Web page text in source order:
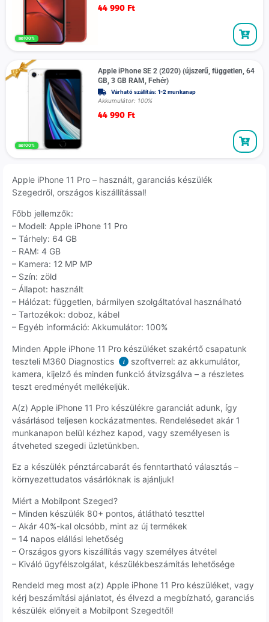
100%
44 990 Ft
100%
Apple iPhone SE 2 (2020) (újszerű, független, 64
GB, 3 GB RAM, Fehér)
Várható szállítás: 1-2 munkanap
Akkumulátor: 100%
44 990 Ft
Apple iPhone 11 Pro – használt, garanciás készülék
Szegedről, országos kiszállítással!
Főbb jellemzők:
– Modell: Apple iPhone 11 Pro
– Tárhely: 64 GB
– RAM: 4 GB
– Kamera: 12 MP MP
– Szín: zöld
– Állapot: használt
– Hálózat: független, bármilyen szolgáltatóval használható
– Tartozékok: doboz, kábel
– Egyéb információ: Akkumulátor: 100%
Minden Apple iPhone 11 Pro készüléket szakértő csapatunk
teszteli M360 Diagnostics
i
szoftverrel: az akkumulátor,
kamera, kijelző és minden funkció átvizsgálva – a részletes
teszt eredményét mellékeljük.
A(z) Apple iPhone 11 Pro készülékre garanciát adunk, így
vásárlásod teljesen kockázatmentes. Rendelésedet akár 1
munkanapon belül kézhez kapod, vagy személyesen is
átveheted szegedi üzletünkben.
Ez a készülék pénztárcabarát és fenntartható választás –
környezettudatos vásárlóknak is ajánljuk!
Miért a Mobilpont Szeged?
– Minden készülék 80+ pontos, átlátható teszttel
– Akár 40%-kal olcsóbb, mint az új termékek
– 14 napos elállási lehetőség
– Országos gyors kiszállítás vagy személyes átvétel
– Kiváló ügyfélszolgálat, készülékbeszámítás lehetősége
Rendeld meg most a(z) Apple iPhone 11 Pro készüléket, vagy
kérj beszámítási ajánlatot, és élvezd a megbízható, garanciás
készülék előnyeit a Mobilpont Szegedtől!